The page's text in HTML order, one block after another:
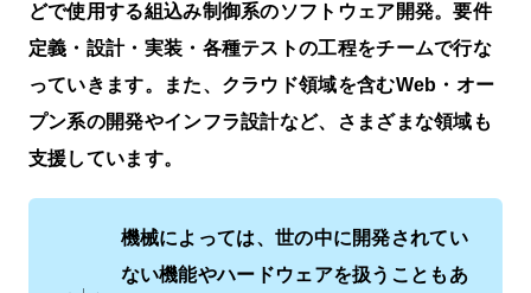
どで使用する組込み制御系のソフトウェア開発。要件
定義・設計・実装・各種テストの工程をチームで行な
っていきます。また、クラウド領域を含むWeb・オー
プン系の開発やインフラ設計など、さまざまな領域も
支援しています。
機械によっては、世の中に開発されてい
ない機能やハードウェアを扱うこともあ